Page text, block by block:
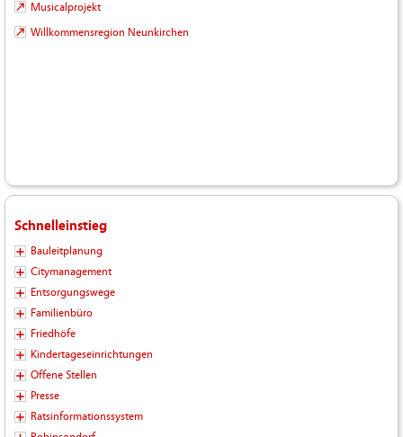
Musicalprojekt
Willkommensregion Neunkirchen
Schnelleinstieg
Bauleitplanung
Citymanagement
Entsorgungswege
Familienbüro
Friedhöfe
Kindertageseinrichtungen
Offene Stellen
Presse
Ratsinformationssystem